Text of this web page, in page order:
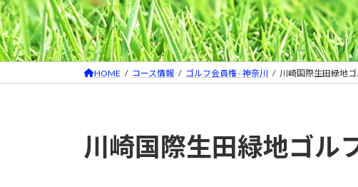
ス
キ
ッ
プ
ン
に
移
動
HOME コース情報 ゴルフ会員権 - 神奈川 川崎国際生田緑地ゴ
川崎国際生田緑地ゴル